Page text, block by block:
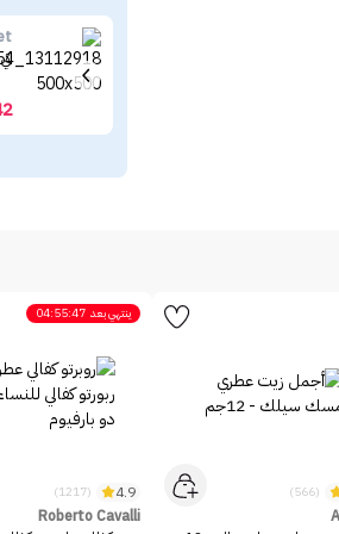
كي
(566)
ينتهي بعد 04:55:47
4.9
(1217)
Roberto Cavalli